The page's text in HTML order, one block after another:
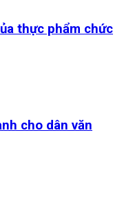
thực phẩm chức
cho dân văn